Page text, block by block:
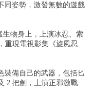
同姿勢，激發無數的遊戲
物身上，上演冰忍、索
重現電視影集《旋風忍
裝備自己的武器，包括匕
2 把劍，上演正邪激戰